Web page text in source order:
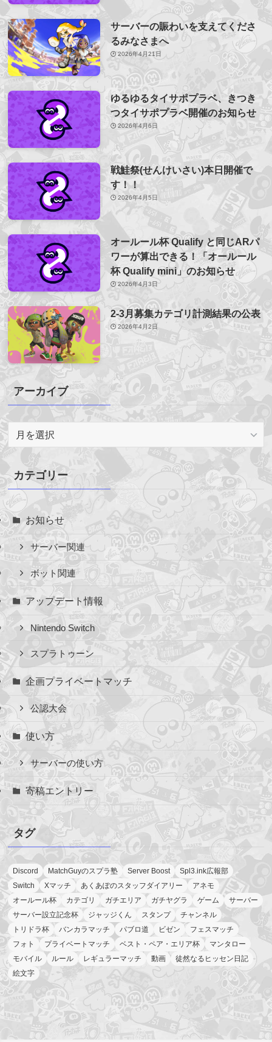
サーバーの賑わいを支えてくださ
るみなさまへ
2026年4月21日
ゆるゆるタイサポプラベ、きつき
つタイサポプラベ開催のお知らせ
2026年4月6日
戦鮭祭(せんけいさい)本日開催で
す！！
2026年4月5日
オールール杯 Qualify と同じARパ
ワーが算出できる！「オールール
杯 Qualify mini」のお知らせ
2026年4月3日
2-3月募集カテゴリ計測結果の公表
2026年4月2日
アーカイブ
ア
ー
イ
ブ
カテゴリー
お知らせ
サーバー関連
ボット関連
アップデート情報
Nintendo Switch
スプラトゥーン
企画プライベートマッチ
公認大会
使い方
サーバーの使い方
寄稿エントリー
タグ
Discord MatchGuyのスプラ塾 Server Boost
Spl3.ink広報部
Switch
Xマッチ あくあぽのスタッフダイアリー
アネモ
オールール杯
カテゴリ ガチエリア ガチヤグラ ゲーム
サーバー
サーバー設立記念杯
ジャッジくん スタンプ
チャンネル
トリドラ杯
バンカラマッチ パブロ道 ビゼン
フェスマッチ
フォト
プライベートマッチ ベスト・ペア・エリア杯
マンタロー
モバイル
ルール レギュラーマッチ 動画
徒然なるヒッセン日記
絵文字